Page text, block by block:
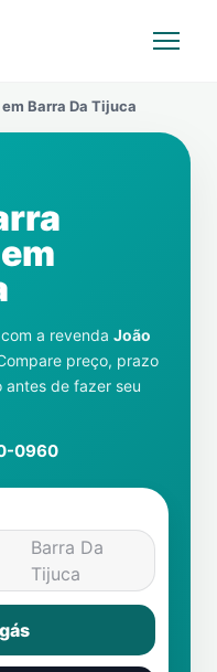
Barra Da Tijuca
com a revenda João
preço, prazo
de fazer seu
0960
Barra Da
Tijuca